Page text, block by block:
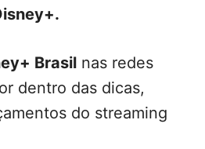
Brasil nas redes
dentro das dicas,
do streaming